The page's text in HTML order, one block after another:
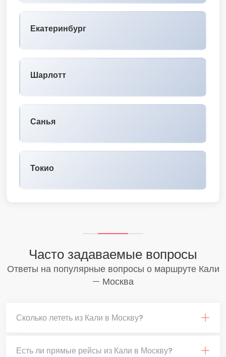
Екатеринбург
Шарлотт
Санья
Токио
Часто задаваемые вопросы
Ответы на популярные вопросы о маршруте Кали
— Москва
Сколько лететь из Кали в Москву?
Есть ли прямые рейсы из Кали в Москву?